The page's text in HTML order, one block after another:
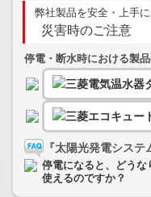
弊社製品を安全・上手
災害時のご注意
停電・断水時における製
『太陽光発電システ
停電になると、どう
使えるのですか？